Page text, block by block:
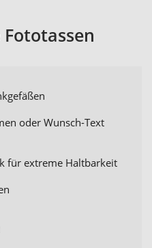
oder Wunsch-Text
für extreme Haltbarkeit